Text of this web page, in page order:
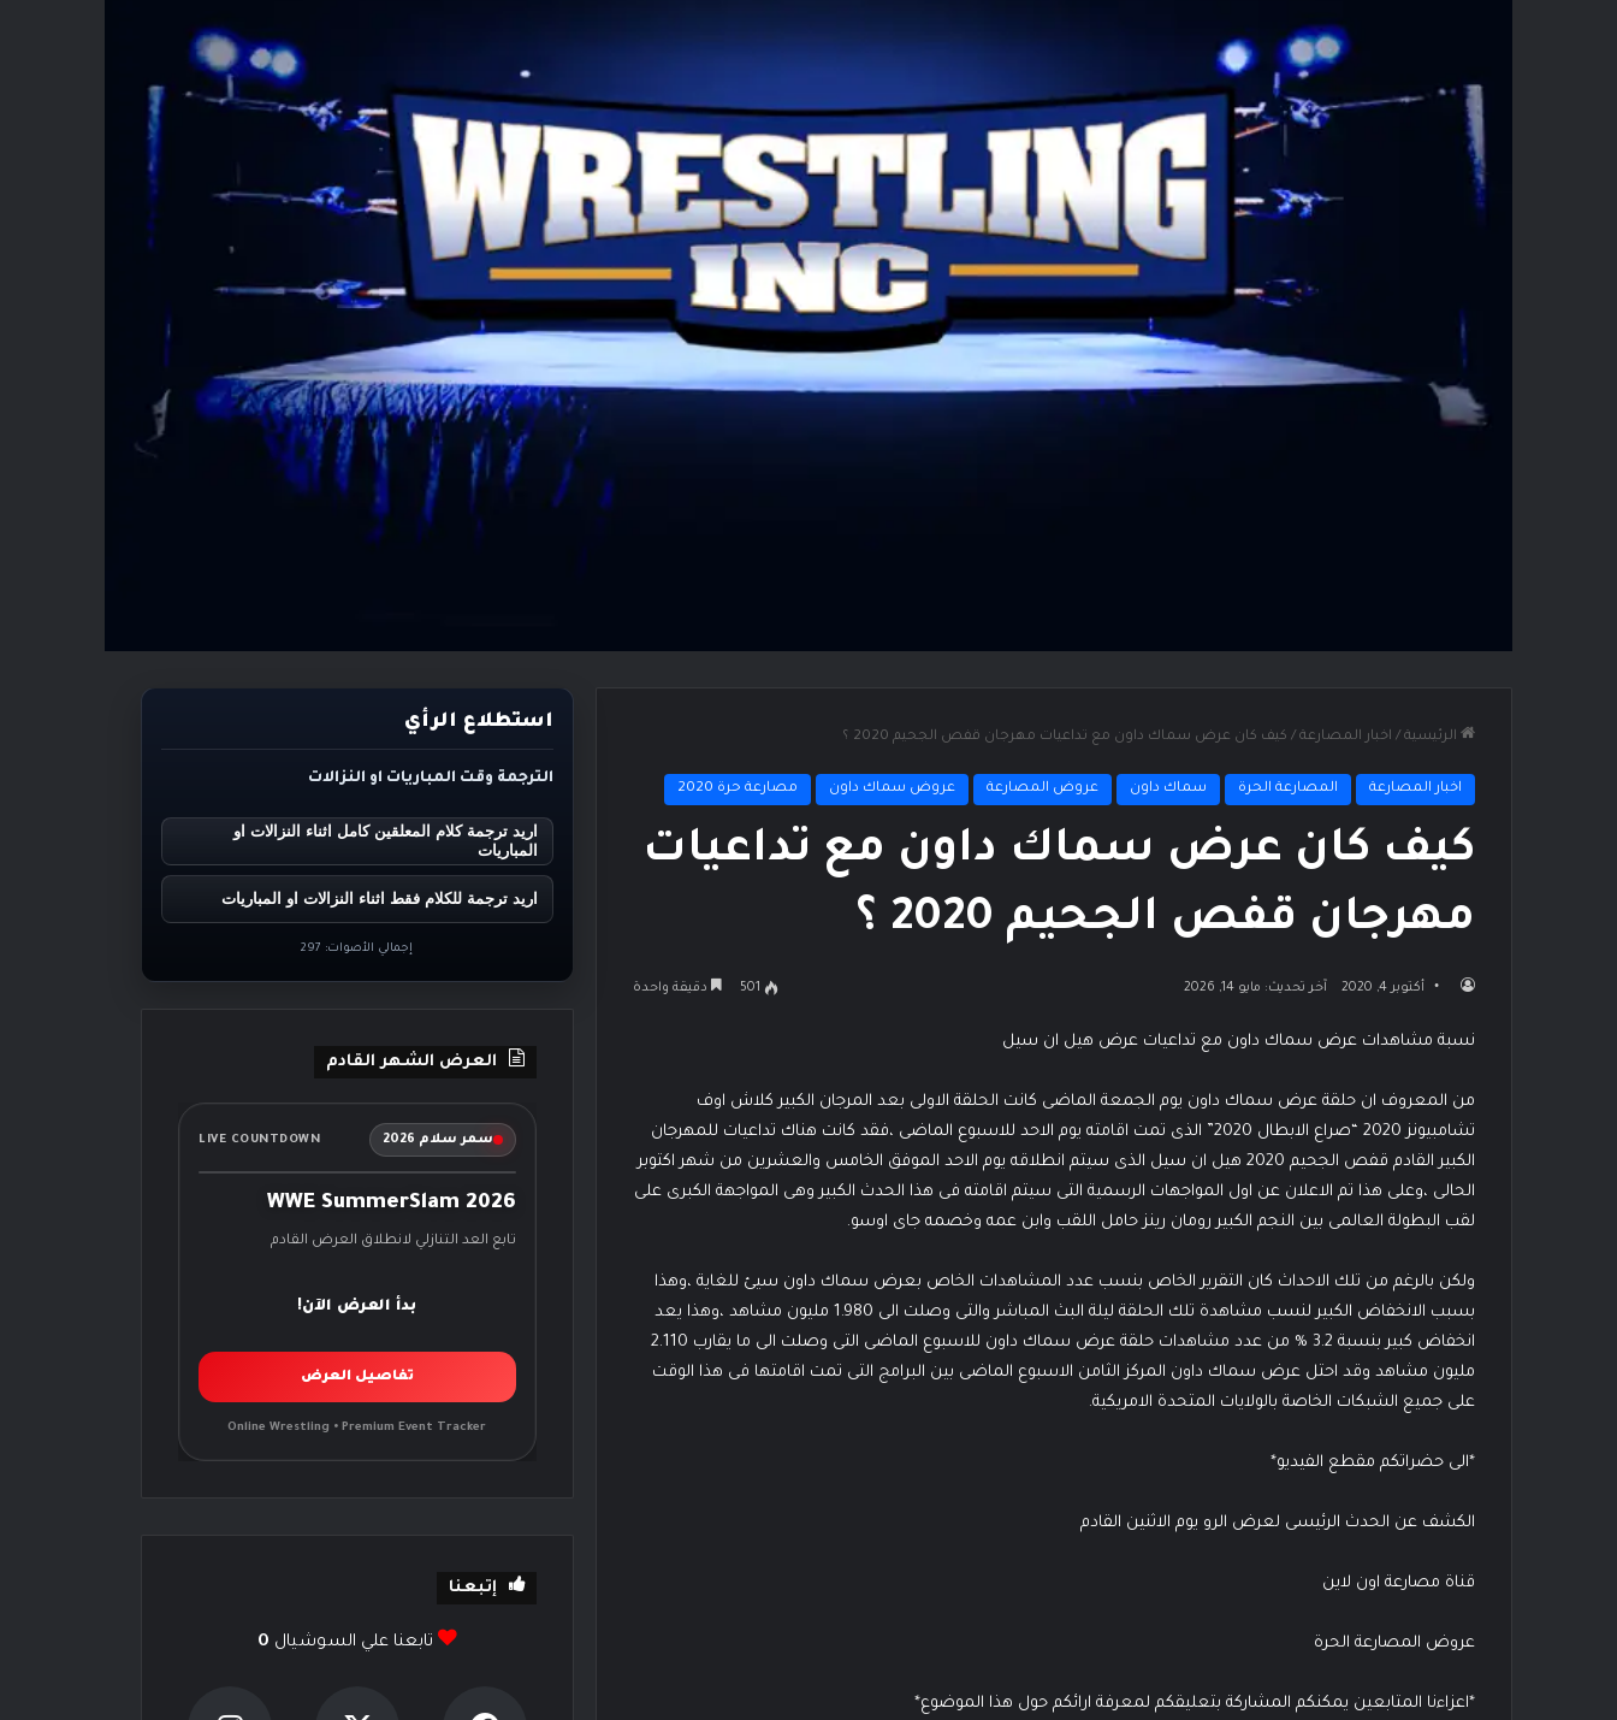
الرئيسية / اخبار المصارعة / كيف كان عرض سماك داون مع تداعيات مهرجان قفص الجحيم 2020 ؟
اخبار المصارعة المصارعة الحرة سماك داون عروض المصارعة عروض سماك داون مصارعة حرة 2020
كيف كان عرض سماك داون مع تداعيات
مهرجان قفص الجحيم 2020 ؟
أكتوبر 4, 2020 آخر تحديث: مايو 14, 2026 501 دقيقة واحدة
نسبة مشاهدات عرض سماك داون مع تداعيات عرض هيل ان سيل
من المعروف ان حلقة عرض سماك داون يوم الجمعة الماضى كانت الحلقة الاولى بعد المرجان الكبير كلاش اوف
تشامبيونز 2020 “صراع الابطال 2020” الذى تمت اقامته يوم الاحد للاسبوع الماضى ،فقد كانت هناك تداعيات للمهرجان
الكبير القادم قفص الجحيم 2020 هيل ان سيل الذى سيتم انطلاقه يوم الاحد الموفق الخامس والعشرين من شهر اكتوبر
الحالى ،وعلى هذا تم الاعلان عن اول المواجهات الرسمية التى سيتم اقامته فى هذا الحدث الكبير وهى المواجهة الكبرى على
لقب البطولة العالمى بين النجم الكبير رومان رينز حامل اللقب وابن عمه وخصمه جاى اوسو.
ولكن بالرغم من تلك الاحداث كان التقرير الخاص بنسب عدد المشاهدات الخاص بعرض سماك داون سيئ للغاية ،وهذا
بسبب الانخفاض الكبير لنسب مشاهدة تلك الحلقة ليلة البث المباشر والتى وصلت الى 1.980 مليون مشاهد ،وهذا يعد
انخفاض كبير بنسبة 3.2 % من عدد مشاهدات حلقة عرض سماك داون للاسبوع الماضى التى وصلت الى ما يقارب 2.110
مليون مشاهد وقد احتل عرض سماك داون المركز الثامن الاسبوع الماضى بين البرامج التى تمت اقامتها فى هذا الوقت
على جميع الشبكات الخاصة بالولايات المتحدة الامريكية.
*الى حضراتكم مقطع الفيديو*
الكشف عن الحدث الرئيسى لعرض الرو يوم الاثنين القادم
قناة مصارعة اون لاين
عروض المصارعة الحرة
*اعزاءنا المتابعين يمكنكم المشاركة بتعليقكم لمعرفة ارائكم حول هذا الموضوع*
استطلاع الرأي
الترجمة وقت المباريات او النزالات
اريد ترجمة كلام المعلقين كامل اثناء النزالات او
المباريات
اريد ترجمة للكلام فقط اثناء النزالات او المباريات
إجمالي الأصوات: 297
العرض الشهر القادم
سمر سلام 2026 LIVE COUNTDOWN
WWE SummerSlam 2026
تابع العد التنازلي لانطلاق العرض القادم
بدأ العرض الآن!
تفاصيل العرض
Online Wrestling • Premium Event Tracker
إتبعنا
تابعنا علي السوشيال 0